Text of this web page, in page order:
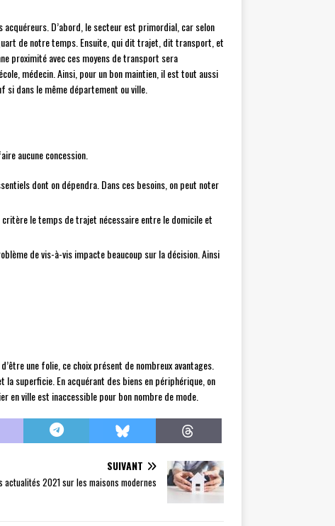
D’abord, le secteur est primordial, car selon
de notre temps. Ensuite, qui dit trajet, dit transport, et
proximité avec ces moyens de transport sera
médecin. Ainsi, pour un bon maintien, il est tout aussi
dans le même département ou ville.
aucune concession.
dont on dépendra. Dans ces besoins, on peut noter
le temps de trajet nécessaire entre le domicile et
de vis-à-vis impacte beaucoup sur la décision. Ainsi
une folie, ce choix présent de nombreux avantages.
superficie. En acquérant des biens en périphérique, on
en ville est inaccessible pour bon nombre de mode.
SUIVANT
actualités 2021 sur les maisons modernes